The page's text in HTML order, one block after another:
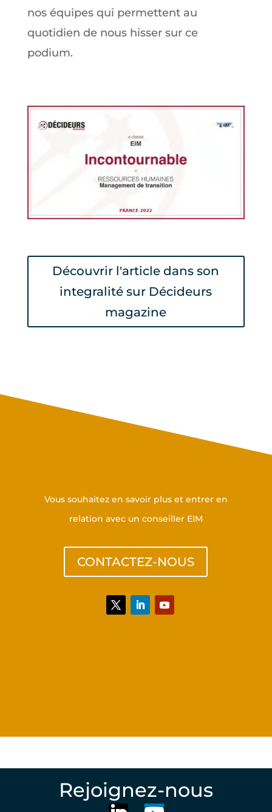
nos équipes qui permettent au
quotidien de nous hisser sur ce
podium.
Découvrir l'article dans son
integralité sur Décideurs
magazine
Prenez contact avec nous
Vous souhaitez en savoir plus et entrer en
relation avec un conseiller EIM
CONTACTEZ-NOUS
Rejoignez-nous